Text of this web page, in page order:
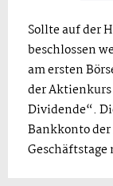
Sollte auf der
beschlossen
am ersten
der
Dividende“.
Bankkonto